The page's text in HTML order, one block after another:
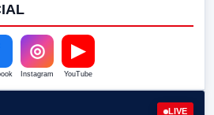
◎
Instagram
▶
YouTube
LIVE